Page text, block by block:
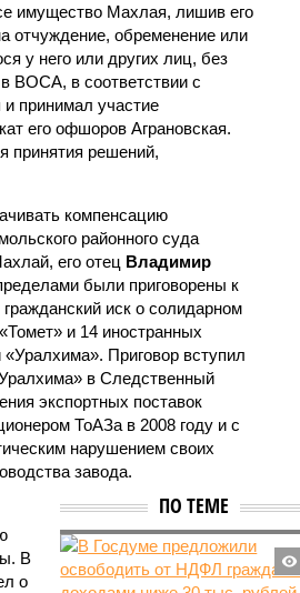
имущество Махлая, лишив его
отчуждение, обременение или
у него или других лиц, без
ВОСА, в соответствии с
принимал участие
его офшоров Аграновская.
принятия решений,
компенсацию
районного суда
его отец Владимир
были приговорены к
иск о солидарном
и 14 иностранных
Приговор вступил
в Следственный
экспортных поставок
ТоАЗа в 2008 году и с
нарушением своих
завода.
ПО ТЕМЕ
В
о